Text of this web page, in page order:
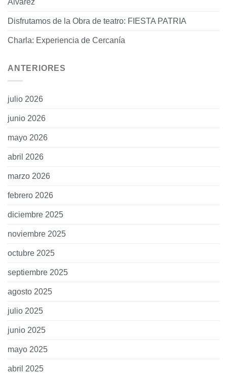
Álvarez
Disfrutamos de la Obra de teatro: FIESTA PATRIA
Charla: Experiencia de Cercanía
ANTERIORES
julio 2026
junio 2026
mayo 2026
abril 2026
marzo 2026
febrero 2026
diciembre 2025
noviembre 2025
octubre 2025
septiembre 2025
agosto 2025
julio 2025
junio 2025
mayo 2025
abril 2025